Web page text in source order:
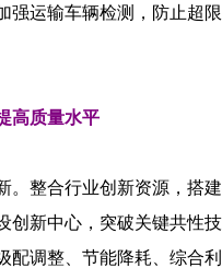
强运输车辆检测，防止超
高质量水平
。整合行业创新资源，搭
创新中心，突破关键共性
配调整、节能降耗、综合